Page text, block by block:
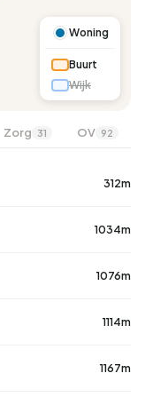
Woning
Buurt
Wijk
Zorg 31 OV 92
312m
1034m
1076m
1114m
1167m